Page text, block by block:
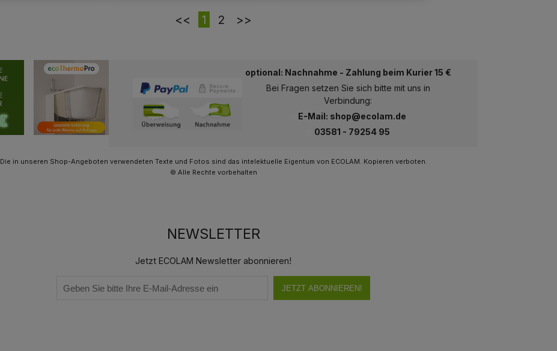
<< 1 2 >>
optional: Nachnahme - Zahlung beim Kurier 15 €
Bei Fragen setzen Sie sich bitte mit uns in
Verbindung:
E-Mail: shop@ecolam.de
03581 - 79254 95
Die in unseren Shop-Angeboten verwendeten Texte und Fotos sind das intelektuelle Eigentum von ECOLAM. Kopieren verboten.
© Alle Rechte vorbehalten
NEWSLETTER
Jetzt ECOLAM Newsletter abonnieren!
JETZT ABONNIEREN!